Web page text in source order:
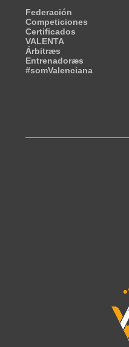
Federación
Competiciones
Certificados
VALENTA
Árbitræs
Entrenadoræs
#somValenciana